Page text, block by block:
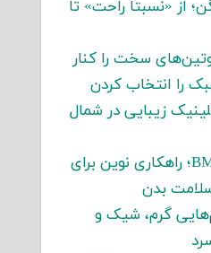
از «نسبتاً راحت» تا
زنان 2025 روتین‌های سخت را کنار
را انتخاب کردن
زیبایی در شمال
ربات محاسبه BMI؛ راهکاری نوین برای
بدن
گرم، شیک و